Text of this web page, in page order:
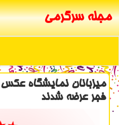
مجله سرگرمی
میزبانان نمایشگاه عكس
فجر عرضه شدند